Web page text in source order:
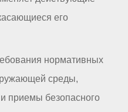
его
нормативных
среды,
приемы безопасного